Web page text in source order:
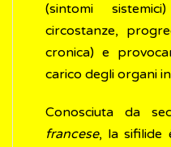
(sintomi
circostanze,
cronica) e
carico degli organi
Conosciuta da
francese, la sifilide